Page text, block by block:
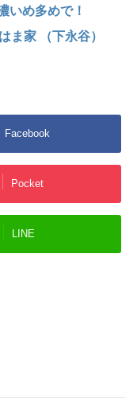
いめ多めで！
ま家 （下永谷）
Facebook
Pocket
LINE